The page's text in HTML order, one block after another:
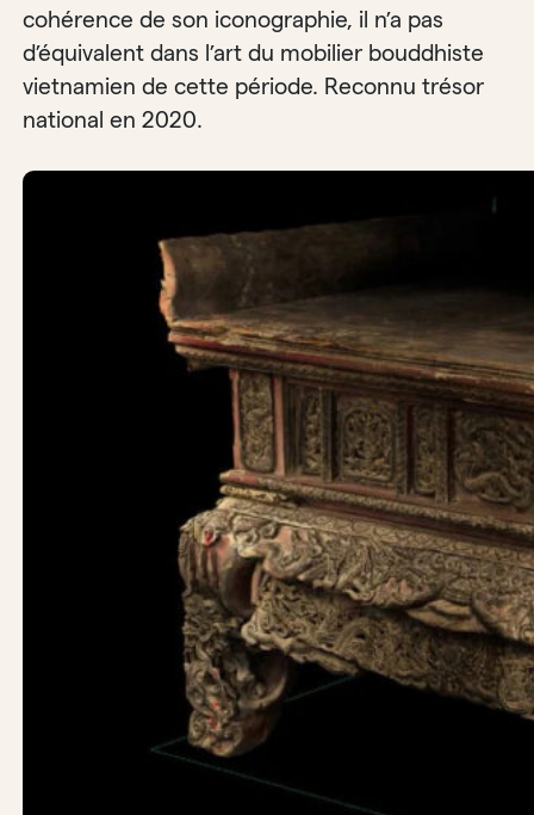
cohérence de son iconographie, il n’a pas
d’équivalent dans l’art du mobilier bouddhiste
vietnamien de cette période. Reconnu trésor
national en 2020.